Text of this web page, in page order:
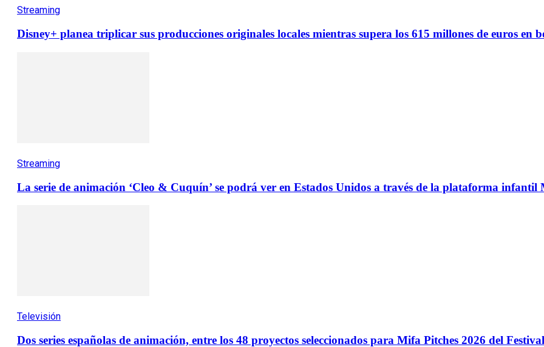
Streaming
Disney+ planea triplicar sus producciones originales locales mientras supera los 615 millones de euros en
Streaming
La serie de animación ‘Cleo & Cuquín’ se podrá ver en Estados Unidos a través de la plataforma
Televisión
Dos series españolas de animación, entre los 48 proyectos seleccionados para Mifa Pitches 2026 del